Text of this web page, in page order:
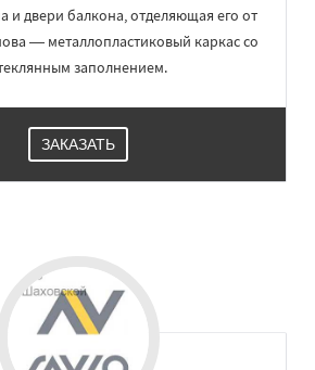
и двери балкона, отделяющая его от
— металлопластиковый каркас со
заполнением.
ЗАКАЗАТЬ